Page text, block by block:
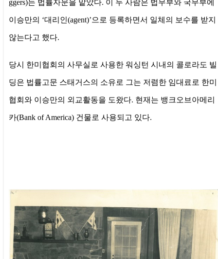
ggers)는 법률자문을 맡았다. 이 두 사람은 법무부와 국무부에
이승만의 ‘대리인(agent)’으로 등록하면서 일체의 보수를 받지
않는다고 했다.
당시 한미협회의 사무실로 사용한 워싱턴 시내의 콜로라도 빌
딩은 법률고문 스태거스의 소유로 그는 저렴한 임대료로 한미
협회와 이승만의 외교활동을 도왔다. 현재는 뱅크오브아메리
카(Bank of America) 건물로 사용되고 있다.